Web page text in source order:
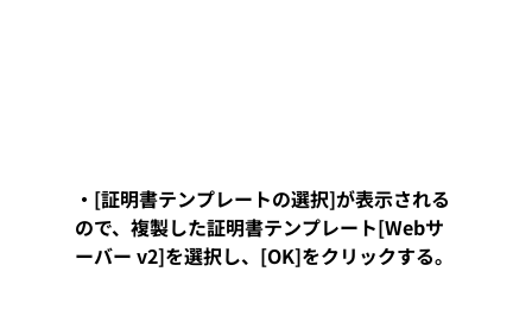
・[証明書テンプレートの選択]が表示される
ので、複製した証明書テンプレート[Webサ
ーバー v2]を選択し、[OK]をクリックする。